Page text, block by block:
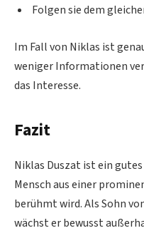
Folgen sie dem
Im Fall von Niklas ist
weniger Informationen
das Interesse.
Fazit
Niklas Duszat ist ein
Mensch aus einer
berühmt wird. Als Sohn
wächst er bewusst